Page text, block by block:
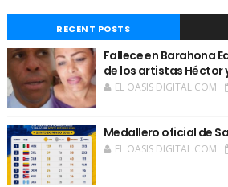
RECENT POSTS
Fallece en Barahona
de los artistas Héctor
EL OASIS DIGITAL.COM
Medallero oficial de
EL OASIS DIGITAL.COM